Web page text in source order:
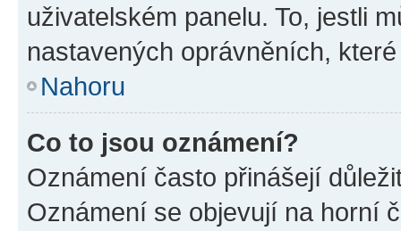
uživatelském panelu. To, jestli
nastavených oprávněních,
Nahoru
Co to jsou oznámení?
Oznámení často přinášejí
Oznámení se objevují na horní